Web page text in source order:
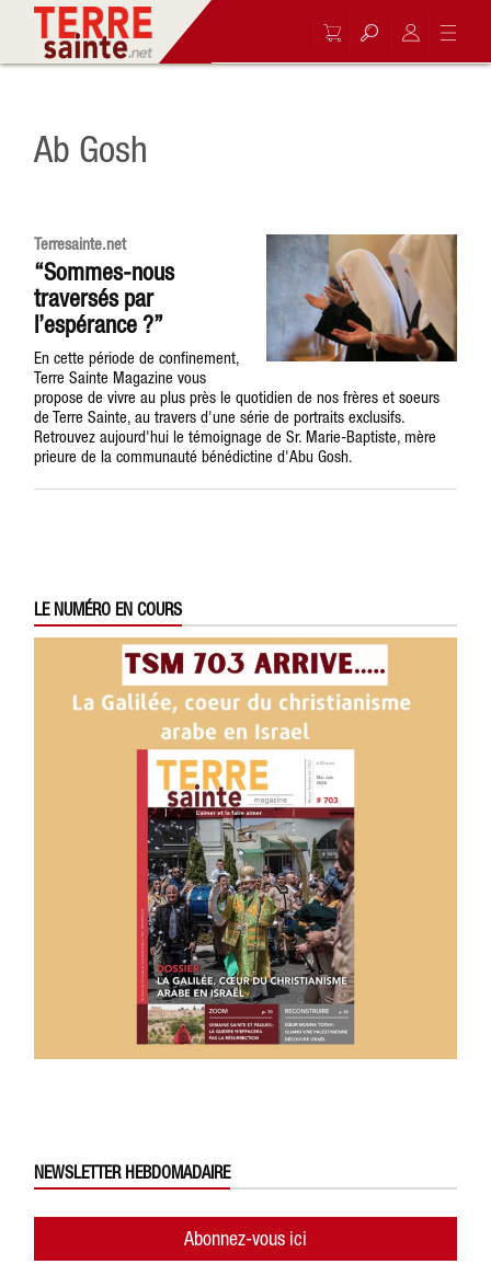
Ab Gosh
Terresainte.net
“Sommes-nous
traversés par
l’espérance ?”
En cette période de confinement,
Terre Sainte Magazine vous
propose de vivre au plus près le quotidien de nos frères et soeurs
de Terre Sainte, au travers d'une série de portraits exclusifs.
Retrouvez aujourd'hui le témoignage de Sr. Marie-Baptiste, mère
prieure de la communauté bénédictine d'Abu Gosh.
LE NUMÉRO EN COURS
NEWSLETTER HEBDOMADAIRE
Abonnez-vous ici